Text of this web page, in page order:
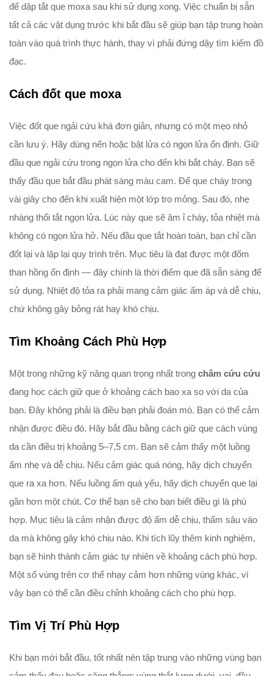
để dập tắt que moxa sau khi sử dụng xong. Việc chuẩn bị sẵn
tất cả các vật dụng trước khi bắt đầu sẽ giúp bạn tập trung hoàn
toàn vào quá trình thực hành, thay vì phải đứng dậy tìm kiếm đồ
đạc.
Cách đốt que moxa
Việc đốt que ngải cứu khá đơn giản, nhưng có một mẹo nhỏ
cần lưu ý. Hãy dùng nến hoặc bật lửa có ngọn lửa ổn định. Giữ
đầu que ngải cứu trong ngọn lửa cho đến khi bắt cháy. Bạn sẽ
thấy đầu que bắt đầu phát sáng màu cam. Để que cháy trong
vài giây cho đến khi xuất hiện một lớp tro mỏng. Sau đó, nhẹ
nhàng thổi tắt ngọn lửa. Lúc này que sẽ âm ỉ cháy, tỏa nhiệt mà
không có ngọn lửa hở. Nếu đầu que tắt hoàn toàn, bạn chỉ cần
đốt lại và lặp lại quy trình trên. Mục tiêu là đạt được một đốm
than hồng ổn định — đây chính là thời điểm que đã sẵn sàng để
sử dụng. Nhiệt độ tỏa ra phải mang cảm giác ấm áp và dễ chịu,
chứ không gây bỏng rát hay khó chịu.
Tìm Khoảng Cách Phù Hợp
Một trong những kỹ năng quan trọng nhất trong châm cứu cứu
đang học cách giữ que ở khoảng cách bao xa so với da của
bạn. Đây không phải là điều bạn phải đoán mò. Bạn có thể cảm
nhận được điều đó. Hãy bắt đầu bằng cách giữ que cách vùng
da cần điều trị khoảng 5–7,5 cm. Bạn sẽ cảm thấy một luồng
ấm nhẹ và dễ chịu. Nếu cảm giác quá nóng, hãy dịch chuyển
que ra xa hơn. Nếu luồng ấm quá yếu, hãy dịch chuyển que lại
gần hơn một chút. Cơ thể bạn sẽ cho bạn biết điều gì là phù
hợp. Mục tiêu là cảm nhận được độ ấm dễ chịu, thấm sâu vào
da mà không gây khó chịu nào. Khi tích lũy thêm kinh nghiệm,
bạn sẽ hình thành cảm giác tự nhiên về khoảng cách phù hợp.
Một số vùng trên cơ thể nhạy cảm hơn những vùng khác, vì
vậy bạn có thể cần điều chỉnh khoảng cách cho phù hợp.
Tìm Vị Trí Phù Hợp
Khi bạn mới bắt đầu, tốt nhất nên tập trung vào những vùng bạn